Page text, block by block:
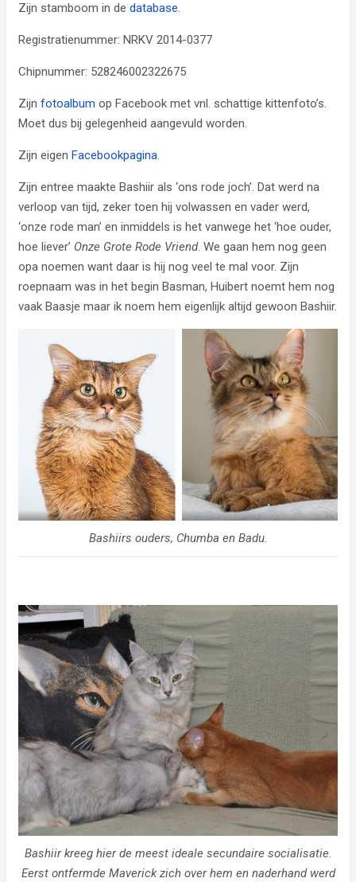
Zijn stamboom in de database.
Registratienummer: NRKV 2014-0377
Chipnummer: 528246002322675
Zijn fotoalbum op Facebook met vnl. schattige kittenfoto’s.
Moet dus bij gelegenheid aangevuld worden.
Zijn eigen Facebookpagina.
Zijn entree maakte Bashiir als ‘ons rode joch’. Dat werd na
verloop van tijd, zeker toen hij volwassen en vader werd,
‘onze rode man’ en inmiddels is het vanwege het ‘hoe ouder,
hoe liever’ Onze Grote Rode Vriend. We gaan hem nog geen
opa noemen want daar is hij nog veel te mal voor. Zijn
roepnaam was in het begin Basman, Huibert noemt hem nog
vaak Baasje maar ik noem hem eigenlijk altijd gewoon Bashiir.
Bashiirs ouders, Chumba en Badu.
Bashiir kreeg hier de meest ideale secundaire socialisatie.
Eerst ontfermde Maverick zich over hem en naderhand werd